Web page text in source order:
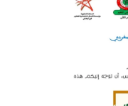
بين جمال النصوص وقسوة